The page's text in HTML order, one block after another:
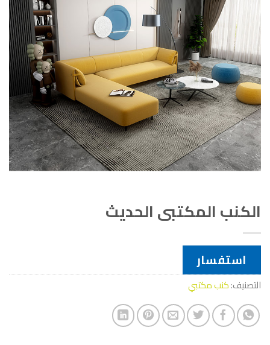
الكنب المكتبى الحديث
استفسار
التصنيف:كنب مكتبي